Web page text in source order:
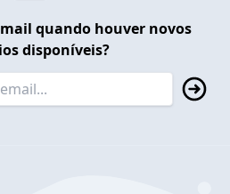
quando houver novos
disponíveis?